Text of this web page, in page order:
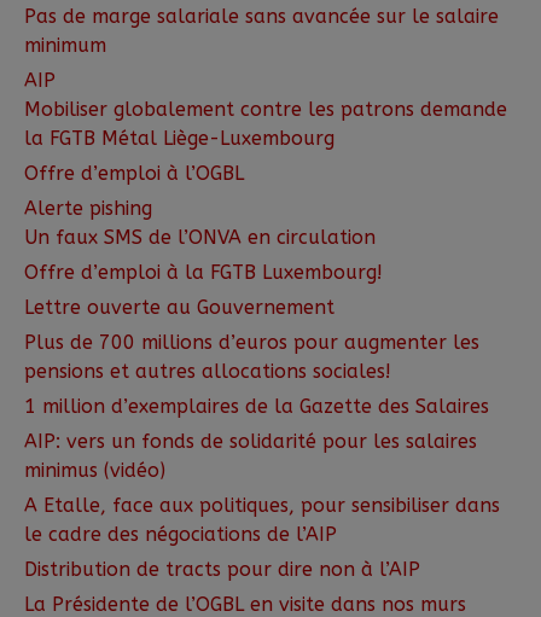
Pas de marge salariale sans avancée sur le salaire
minimum
AIP
Mobiliser globalement contre les patrons demande
la FGTB Métal Liège-Luxembourg
Offre d’emploi à l’OGBL
Alerte pishing
Un faux SMS de l’ONVA en circulation
Offre d’emploi à la FGTB Luxembourg!
Lettre ouverte au Gouvernement
Plus de 700 millions d’euros pour augmenter les
pensions et autres allocations sociales!
1 million d’exemplaires de la Gazette des Salaires
AIP: vers un fonds de solidarité pour les salaires
minimus (vidéo)
A Etalle, face aux politiques, pour sensibiliser dans
le cadre des négociations de l’AIP
Distribution de tracts pour dire non à l’AIP
La Présidente de l’OGBL en visite dans nos murs